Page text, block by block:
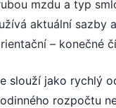
mzdu a typ
aktuální sazby
– konečné
slouží jako rychlý
rozpočtu